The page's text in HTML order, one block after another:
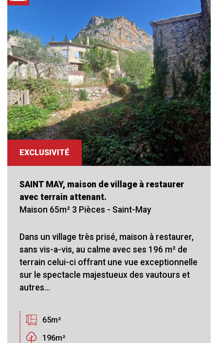
EXCLUSIVITÉ
SAINT MAY, maison de village à restaurer
avec terrain attenant.
Maison 65m² 3 Pièces - Saint-May
Dans un village très prisé, maison à restaurer,
sans vis-a-vis, au calme avec ses 196 m² de
terrain celui-ci offrant une vue exceptionnelle
sur le spectacle majestueux des vautours et
autres...
65m²
196m²